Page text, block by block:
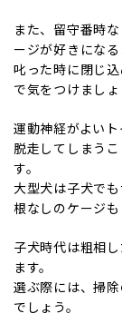
また、留守番時
ージが好きになる
叱った時に閉じ
で気をつけましょ
運動神経がよい
脱走してしまう
す。
大型犬は子犬で
根なしのケージも
子犬時代は粗相
ます。
選ぶ際には、掃
でしょう。